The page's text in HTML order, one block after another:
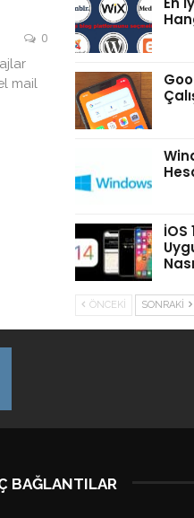
0
mail
İOS
ÖNCEKI SONRAKI
BAĞLANTILAR